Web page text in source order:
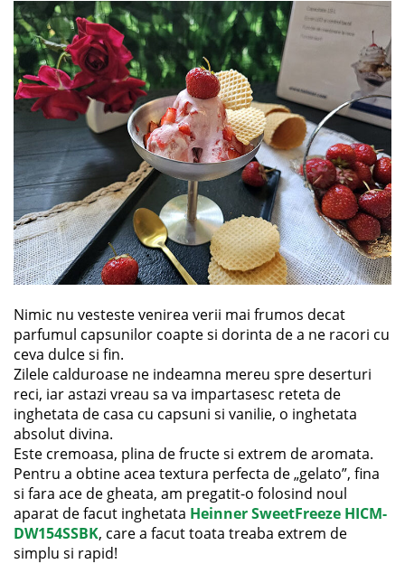
Nimic nu vesteste venirea verii mai frumos decat
parfumul capsunilor coapte si dorinta de a ne racori cu
ceva dulce si fin.
Zilele calduroase ne indeamna mereu spre deserturi
reci, iar astazi vreau sa va impartasesc reteta de
inghetata de casa cu capsuni si vanilie, o inghetata
absolut divina.
Este cremoasa, plina de fructe si extrem de aromata.
Pentru a obtine acea textura perfecta de „gelato”, fina
si fara ace de gheata, am pregatit-o folosind noul
aparat de facut inghetata Heinner SweetFreeze HICM-
DW154SSBK, care a facut toata treaba extrem de
simplu si rapid!